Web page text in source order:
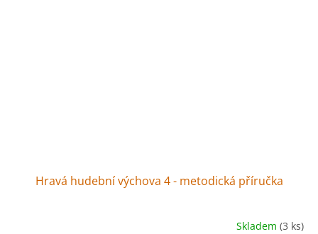
Hravá hudební výchova 4 - metodická příručka
Skladem (3 ks)